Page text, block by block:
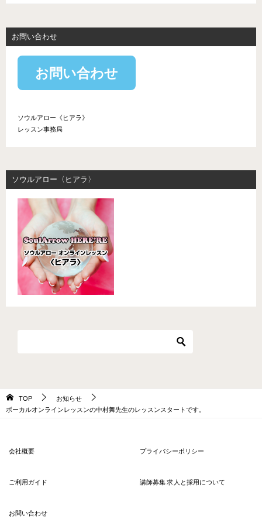
お問い合わせ
お問い合わせ
ソウルアロー《ヒアラ》
レッスン事務局
ソウルアロー〈ヒアラ〉
TOP
お知らせ
ボーカルオンラインレッスンの中村舞先生のレッスンスタートです。
会社概要 プライバシーポリシー
ご利用ガイド 講師募集 求人と採用について
お問い合わせ